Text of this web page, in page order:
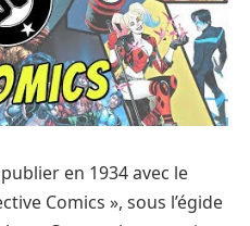
en 1934 avec le
Comics », sous l’égide